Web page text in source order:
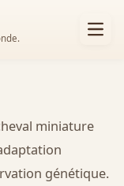
miniature
génétique.